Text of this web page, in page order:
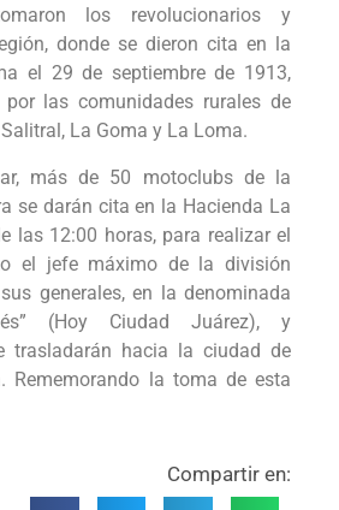
los revolucionarios y
donde se dieron cita en la
el 29 de septiembre de 1913,
las comunidades rurales de
La Goma y La Loma.
más de 50 motoclubs de la
se darán cita en la Hacienda La
las 12:00 horas, para realizar el
el jefe máximo de la división
generales, en la denominada
(Hoy Ciudad Juárez), y
trasladarán hacia la ciudad de
Rememorando la toma de esta
Compartir en: